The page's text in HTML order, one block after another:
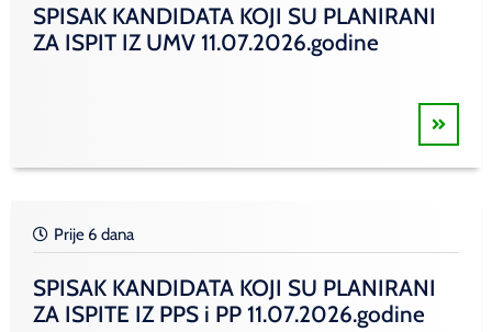
SPISAK KANDIDATA KOJI SU PLANIRANI
ZA ISPIT IZ UMV 11.07.2026.godine
Prije 6 dana
SPISAK KANDIDATA KOJI SU PLANIRANI
ZA ISPITE IZ PPS i PP 11.07.2026.godine